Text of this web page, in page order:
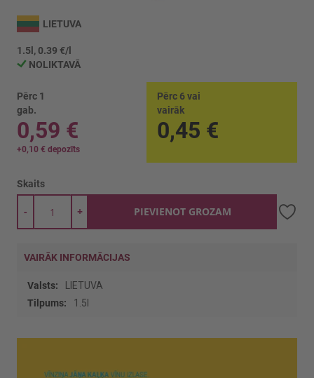
uz
galerijas
sākumu
LIETUVA
1.5l, 0.39 €/l
NOLIKTAVĀ
Pērc 1
gab.
0,59 €
+0,10 € depozīts
Pērc 6 vai
vairāk
0,45 €
Skaits
+
- PIEVIENOT GROZAM
VAIRĀK INFORMĀCIJAS
Vairāk
informācijas
LIETUVA
1.5l